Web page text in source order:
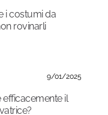
i costumi da
rovinarli
9/01/2025
il